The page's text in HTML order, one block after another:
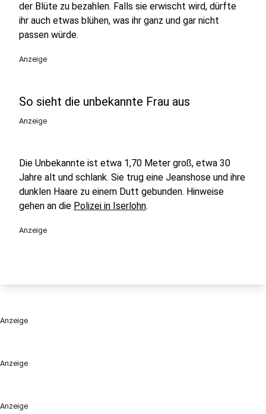
Anzeige
Anzeige
der Blüte zu bezahlen. Falls sie erwischt wird, dürfte
ihr auch etwas blühen, was ihr ganz und gar nicht
passen würde.
Anzeige
So sieht die unbekannte Frau aus
Anzeige
Die Unbekannte ist etwa 1,70 Meter groß, etwa 30
Jahre alt und schlank. Sie trug eine Jeanshose und ihre
dunklen Haare zu einem Dutt gebunden. Hinweise
gehen an die Polizei in Iserlohn.
Anzeige
Anzeige